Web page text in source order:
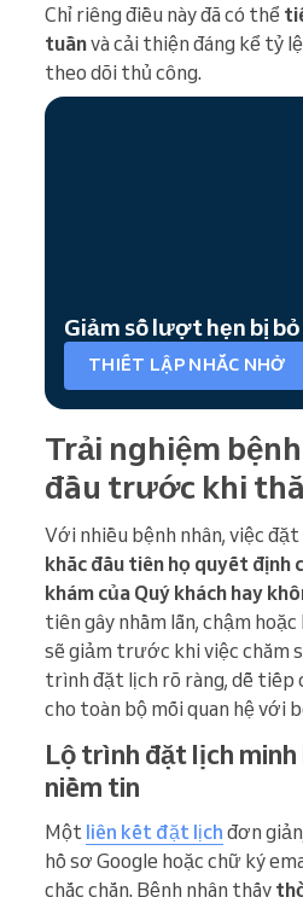
Chỉ riêng điều này đã có thể
tuầnvà cải thiện đáng kể tỷ
theo dõi thủ công.
Giảm số lượt hẹn bị
THIẾT LẬP NHẮC NHỞ
Trải nghiệm
đầu trước khi
Với nhiều bệnh nhân, việc đặt
khắc đầu tiên họ quyết
khám của Quý khách hay
tiên gây nhầm lẫn, chậm
sẽ giảm trước khi việc chăm
trình đặt lịch rõ ràng, dễ tiếp
cho toàn bộ mối quan hệ với
Lộ trình đặt lịch
niềm tin
Một liên kết đặt lịch đơn
hồ sơ Google hoặc chữ ký
chắc chắn. Bệnh nhân thấy